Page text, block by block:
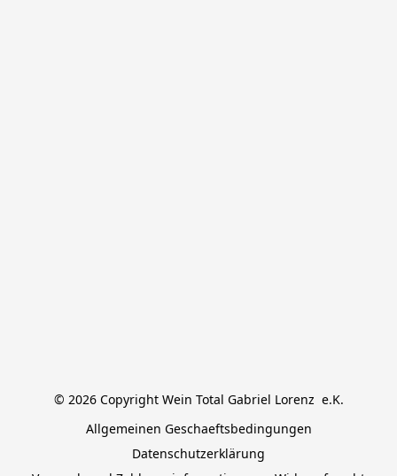
© 2026 Copyright Wein Total Gabriel Lorenz  e.K.
Allgemeinen Geschaeftsbedingungen
Datenschutzerklärung